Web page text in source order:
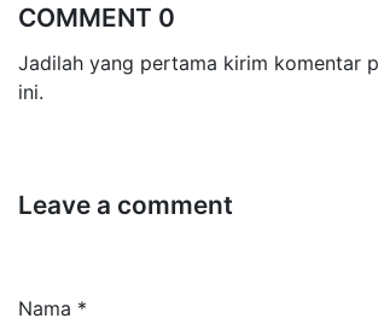
COMMENT 0
Jadilah yang pertama kirim komentar
ini.
Leave a comment
Nama *